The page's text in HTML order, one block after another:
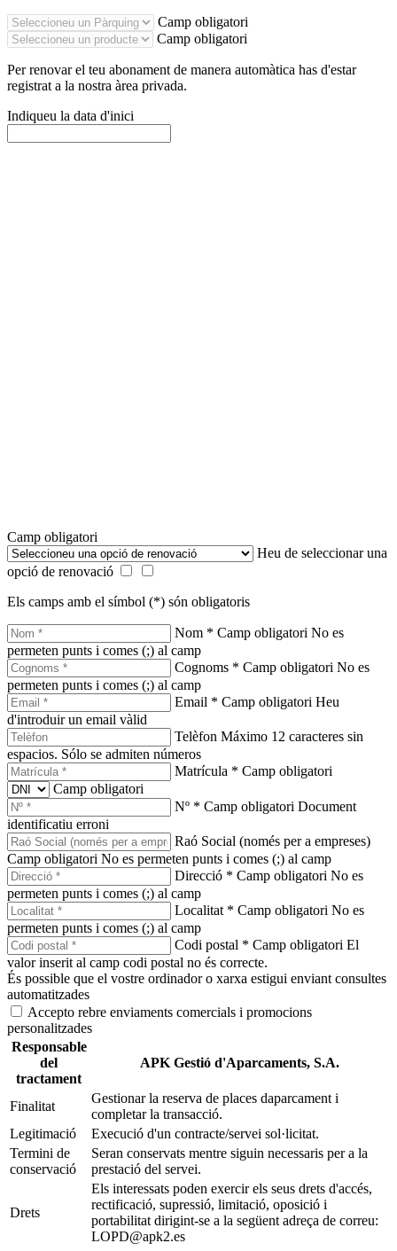
Camp obligatori
Camp obligatori
Per renovar el teu abonament de manera automàtica has d'estar
registrat a la nostra àrea privada.
Indiqueu la data d'inici
Camp obligatori
Heu de seleccionar una
opció de renovació
Els camps amb el símbol (*) són obligatoris
Nom * Camp obligatori No es
permeten punts i comes (;) al camp
Cognoms * Camp obligatori No es
permeten punts i comes (;) al camp
Email * Camp obligatori Heu
d'introduir un email vàlid
Telèfon Máximo 12 caracteres sin
espacios. Sólo se admiten números
Matrícula * Camp obligatori
Camp obligatori
Nº * Camp obligatori Document
identificatiu erroni
Raó Social (només per a empreses)
Camp obligatori No es permeten punts i comes (;) al camp
Direcció * Camp obligatori No es
permeten punts i comes (;) al camp
Localitat * Camp obligatori No es
permeten punts i comes (;) al camp
Codi postal * Camp obligatori El
valor inserit al camp codi postal no és correcte.
És possible que el vostre ordinador o xarxa estigui enviant consultes
automatitzades
Accepto rebre enviaments comercials i promocions
personalitzades
Responsable
del
tractament
APK Gestió d'Aparcaments, S.A.
Finalitat
Gestionar la reserva de places daparcament i
completar la transacció.
Legitimació
Execució d'un contracte/servei sol·licitat.
Termini de
conservació
Seran conservats mentre siguin necessaris per a la
prestació del servei.
Drets
Els interessats poden exercir els seus drets d'accés,
rectificació, supressió, limitació, oposició i
portabilitat dirigint-se a la següent adreça de correu:
LOPD@apk2.es